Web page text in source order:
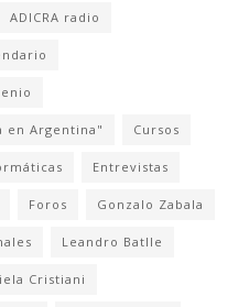
ADICRA radio
en Argentina" Cursos
Entrevistas
Foros Gonzalo Zabala
Leandro Batlle
Cristiani